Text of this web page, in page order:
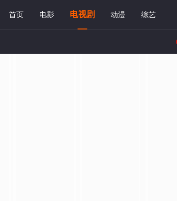
首页 电影 电视剧 动漫 综艺